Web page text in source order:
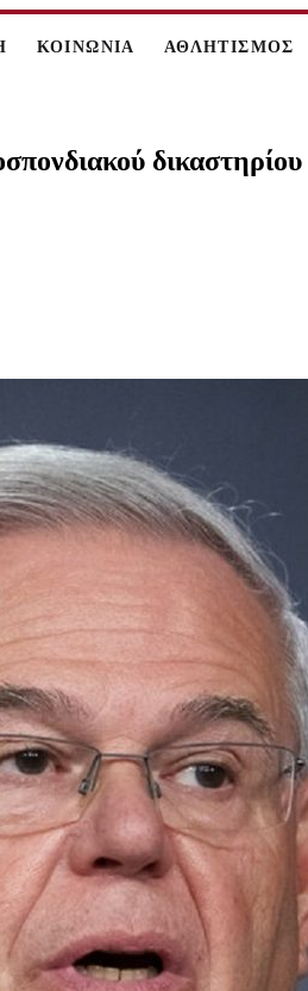
ΚΟΙΝΩΝΙΑ ΑΘΛΗΤΙΣΜΟΣ
δικαστηρίου